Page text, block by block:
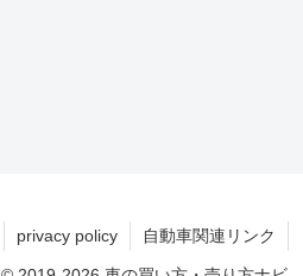
privacy policy 自動車関連リンク